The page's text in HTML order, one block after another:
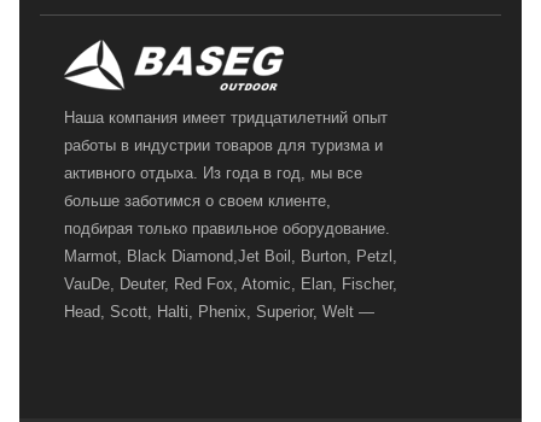
Наша компания имеет тридцатилетний опыт
работы в индустрии товаров для туризма и
активного отдыха. Из года в год, мы все
больше заботимся о своем клиенте,
подбирая только правильное оборудование.
Marmot, Black Diamond,Jet Boil, Burton, Petzl,
VauDe, Deuter, Red Fox, Atomic, Elan, Fischer,
Head, Scott, Halti, Phenix, Superior, Welt —